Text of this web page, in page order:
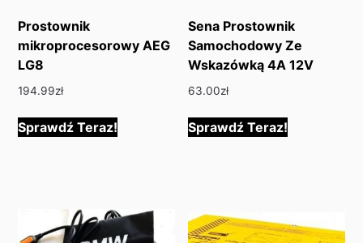
Prostownik
mikroprocesorowy AEG
LG8
194.99zł
Sprawdź Teraz!
Sena Prostownik
Samochodowy Ze
Wskazówką 4A 12V
63.00zł
Sprawdź Teraz!